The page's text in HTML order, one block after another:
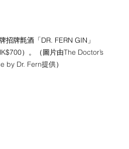
招牌氈酒「DR. FERN GIN」
）。（圖片由The Doctor’s
by Dr. Fern提供）